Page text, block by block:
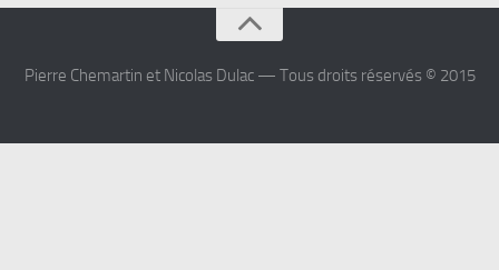
Pierre Chemartin et Nicolas Dulac — Tous droits réservés © 2015